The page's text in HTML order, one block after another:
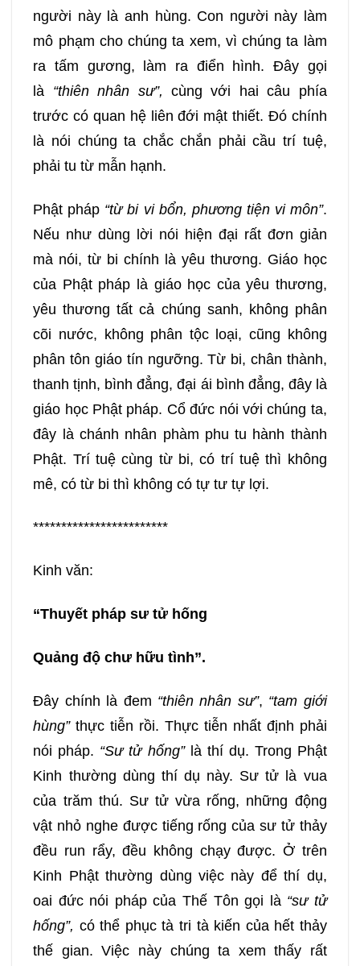
261 262 263 264
265 266 267 268
269 270 271 272
273 274
277 278 279 280
281 282 283 284
285 286 287 288
289 290 291 292
293 294 295 296
297 298 299 300
313 314
317 318 319 320
321 322 323 324
325 326 327
330 332
337 338
người này là anh hùng. Con người này làm
mô phạm cho chúng ta xem, vì chúng ta làm
ra tấm gương, làm ra điển hình. Đây gọi
là “thiên nhân sư”, cùng với hai câu phía
trước có quan hệ liên đới mật thiết. Đó chính
là nói chúng ta chắc chắn phải cầu trí tuệ,
phải tu từ mẫn hạnh.
Phật pháp “từ bi vi bổn, phương tiện vi môn”.
Nếu như dùng lời nói hiện đại rất đơn giản
mà nói, từ bi chính là yêu thương. Giáo học
của Phật pháp là giáo học của yêu thương,
yêu thương tất cả chúng sanh, không phân
cõi nước, không phân tộc loại, cũng không
phân tôn giáo tín ngưỡng. Từ bi, chân thành,
thanh tịnh, bình đẳng, đại ái bình đẳng, đây là
giáo học Phật pháp. Cổ đức nói với chúng ta,
đây là chánh nhân phàm phu tu hành thành
Phật. Trí tuệ cùng từ bi, có trí tuệ thì không
mê, có từ bi thì không có tự tư tự lợi.
************************
Kinh văn:
“Thuyết pháp sư tử hống
Quảng độ chư hữu tình”.
Đây chính là đem “thiên nhân sư”, “tam giới
hùng”thực tiễn rồi. Thực tiễn nhất định phải
nói pháp. “Sư tử hống”là thí dụ. Trong Phật
Kinh thường dùng thí dụ này. Sư tử là vua
của trăm thú. Sư tử vừa rống, những động
vật nhỏ nghe được tiếng rống của sư tử thảy
đều run rẩy, đều không chạy được. Ở trên
Kinh Phật thường dùng việc này để thí dụ,
oai đức nói pháp của Thế Tôn gọi là “sư tử
hống”, có thể phục tà tri tà kiến của hết thảy
thế gian. Việc này chúng ta xem thấy rất